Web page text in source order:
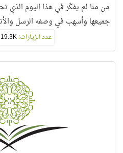
من منا لم يفكّر في هذا اليوم الذي
جميعها وأسهب في وصفه الرسل
عدد الزيارات:19.3K